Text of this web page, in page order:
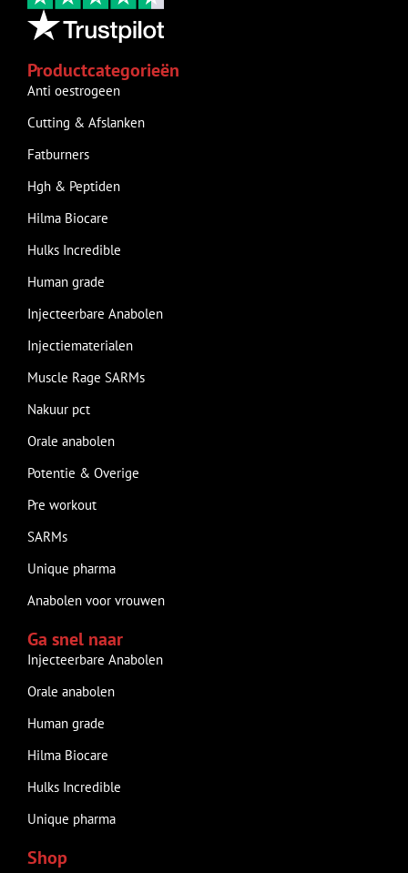
Productcategorieën
Anti oestrogeen
Cutting & Afslanken
Fatburners
Hgh & Peptiden
Hilma Biocare
Hulks Incredible
Human grade
Injecteerbare Anabolen
Injectiematerialen
Muscle Rage SARMs
Nakuur pct
Orale anabolen
Potentie & Overige
Pre workout
SARMs
Unique pharma
Anabolen voor vrouwen
Ga snel naar
Injecteerbare Anabolen
Orale anabolen
Human grade
Hilma Biocare
Hulks Incredible
Unique pharma
Shop